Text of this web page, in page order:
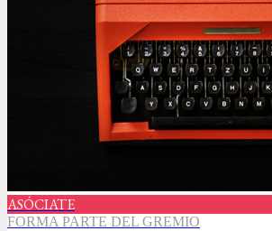
ASÓCIATE
FORMA PARTE DEL GREMIO